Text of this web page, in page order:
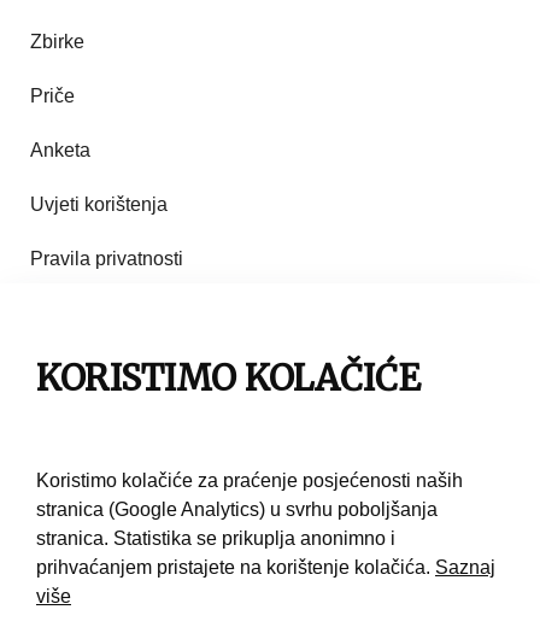
Zbirke
Priče
Anketa
Uvjeti korištenja
Pravila privatnosti
Pravila korištenja
KORISTIMO KOLAČIĆE
Koristimo kolačiće za praćenje posjećenosti naših
stranica (Google Analytics) u svrhu poboljšanja
stranica. Statistika se prikuplja anonimno i
prihvaćanjem pristajete na korištenje kolačića. Saznaj
više